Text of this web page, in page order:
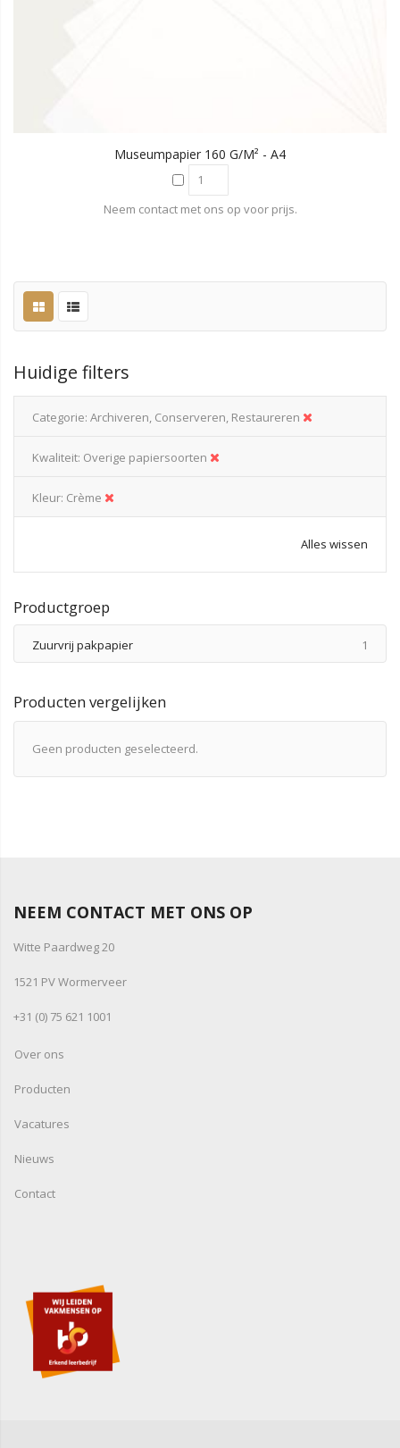
Museumpapier 160 G/m² - A4
Neem contact met ons op voor prijs.
Huidige filters
Categorie Archiveren, Conserveren, Restaureren
Kwaliteit Overige papiersoorten
Kleur Crème
Alles wissen
Productgroep
Zuurvrij pakpapier 1
Producten vergelijken
Geen producten geselecteerd.
NEEM CONTACT MET ONS OP
Witte Paardweg 20
1521 PV Wormerveer
+31 (0) 75 621 1001
Over ons
Producten
Vacatures
Nieuws
Contact